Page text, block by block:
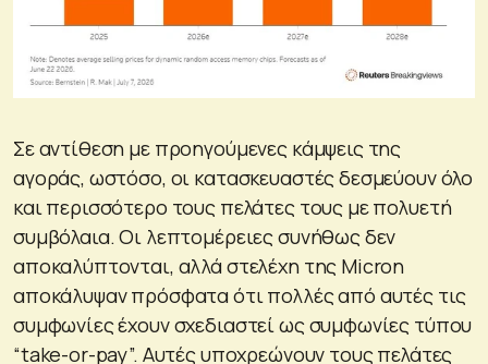
Σε αντίθεση με προηγούμενες κάμψεις της
αγοράς, ωστόσο, οι κατασκευαστές δεσμεύουν όλο
και περισσότερο τους πελάτες τους με πολυετή
συμβόλαια. Οι λεπτομέρειες συνήθως δεν
αποκαλύπτονται, αλλά στελέχη της Micron
αποκάλυψαν πρόσφατα ότι πολλές από αυτές τις
συμφωνίες έχουν σχεδιαστεί ως συμφωνίες τύπου
“take-or-pay”. Αυτές υποχρεώνουν τους πελάτες